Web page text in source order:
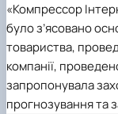
«Компрессор
було з’ясовано
товариства,
компанії,
запропонувала
прогнозування та